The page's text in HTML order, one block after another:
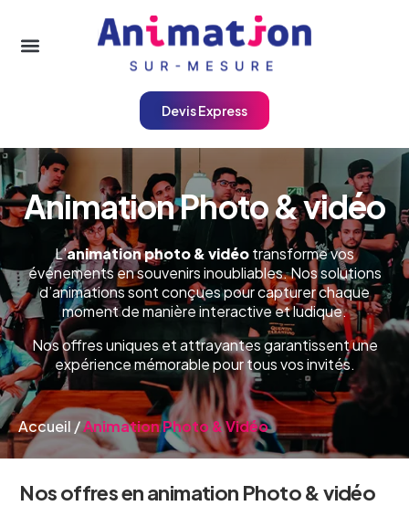
Devis Express
Animation Photo & vidéo
L’animation photo & vidéotransforme vos
événements en souvenirs inoubliables. Nos solutions
d’animations sont conçues pour capturer chaque
moment de manière interactive et ludique.
Nos offres uniques et attrayantes garantissent une
expérience mémorable pour tous vos invités.
Accueil /Animation Photo & Vidéo
Nos offres en animation Photo & vidéo